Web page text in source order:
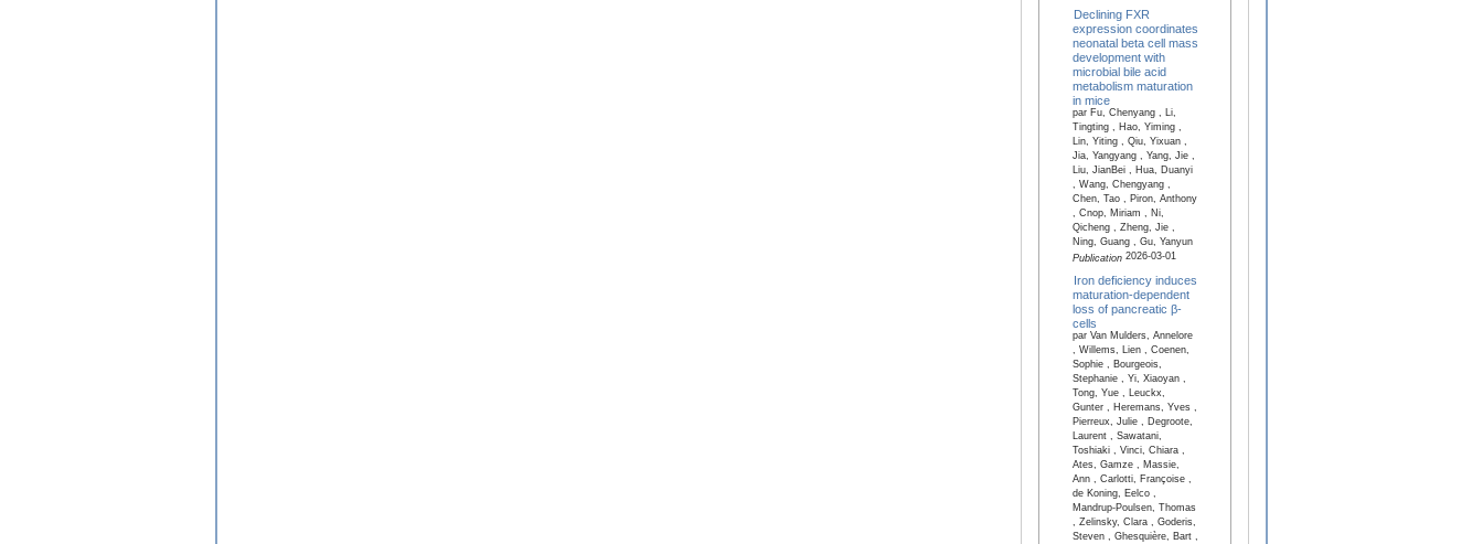
Declining FXR
expression coordinates
neonatal beta cell mass
development with
microbial bile acid
metabolism maturation
in mice
par Fu, Chenyang , Li,
Tingting , Hao, Yiming ,
Lin, Yiting , Qiu, Yixuan ,
Jia, Yangyang , Yang, Jie ,
Liu, JianBei , Hua, Duanyi
, Wang, Chengyang ,
Chen, Tao , Piron, Anthony
, Cnop, Miriam , Ni,
Qicheng , Zheng, Jie ,
Ning, Guang , Gu, Yanyun
Publication2026-03-01
Iron deficiency induces
maturation-dependent
loss of pancreatic β-
cells
par Van Mulders, Annelore
, Willems, Lien , Coenen,
Sophie , Bourgeois,
Stephanie , Yi, Xiaoyan ,
Tong, Yue , Leuckx,
Gunter , Heremans, Yves ,
Pierreux, Julie , Degroote,
Laurent , Sawatani,
Toshiaki , Vinci, Chiara ,
Ates, Gamze , Massie,
Ann , Carlotti, Françoise ,
de Koning, Eelco ,
Mandrup-Poulsen, Thomas
, Zelinsky, Clara , Goderis,
Steven , Ghesquière, Bart ,